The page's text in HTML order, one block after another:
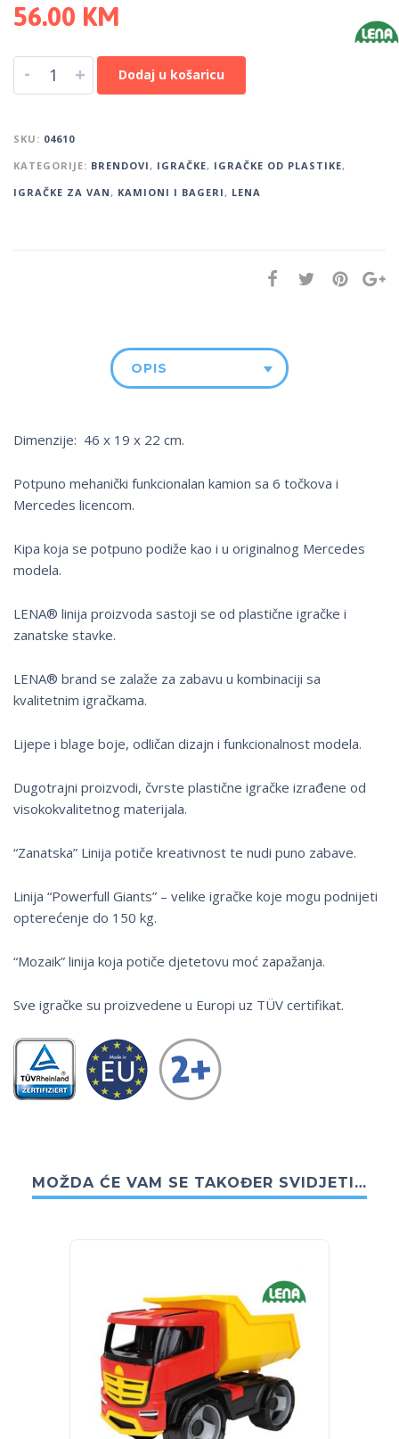
56.00 KM
- + Dodaj u košaricu
SKU: 04610
KATEGORIJE: BRENDOVI, IGRAČKE, IGRAČKE OD PLASTIKE,
IGRAČKE ZA VAN, KAMIONI I BAGERI, LENA
OPIS
Dimenzije: 46 x 19 x 22 cm.
Potpuno mehanički funkcionalan kamion sa 6 točkova i
Mercedes licencom.
Kipa koja se potpuno podiže kao i u originalnog Mercedes
modela.
LENA® linija proizvoda sastoji se od plastične igračke i
zanatske stavke.
LENA® brand se zalaže za zabavu u kombinaciji sa
kvalitetnim igračkama.
Lijepe i blage boje, odličan dizajn i funkcionalnost modela.
Dugotrajni proizvodi, čvrste plastične igračke izrađene od
visokokvalitetnog materijala.
“Zanatska” Linija potiče kreativnost te nudi puno zabave.
Linija “Powerfull Giants” – velike igračke koje mogu podnijeti
opterećenje do 150 kg.
“Mozaik” linija koja potiče djetetovu moć zapažanja.
Sve igračke su proizvedene u Europi uz TÜV certifikat.
MOŽDA ĆE VAM SE TAKOĐER SVIDJETI…